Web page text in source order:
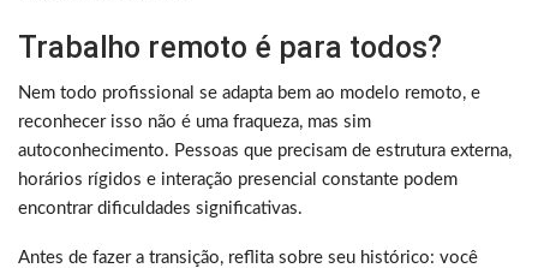
Trabalho remoto é para todos?
Nem todo profissional se adapta bem ao modelo remoto, e
reconhecer isso não é uma fraqueza, mas sim
autoconhecimento. Pessoas que precisam de estrutura externa,
horários rígidos e interação presencial constante podem
encontrar dificuldades significativas.
Antes de fazer a transição, reflita sobre seu histórico: você